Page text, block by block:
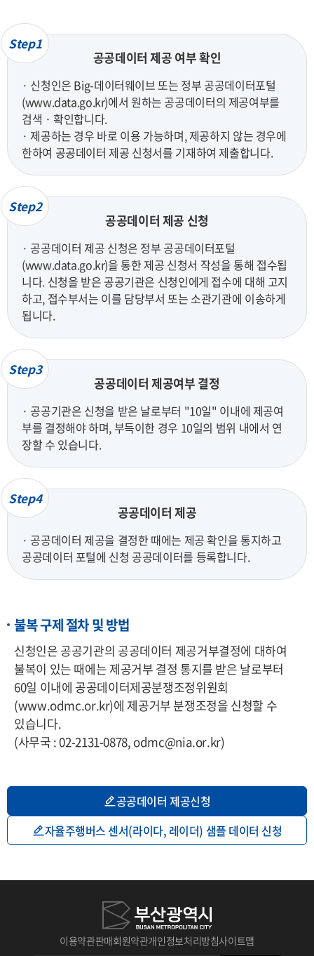
Step1
공공데이터 제공 여부 확인
· 신청인은 Big-데이터웨이브 또는 정부 공공데이터포털
(www.data.go.kr)에서 원하는 공공데이터의 제공여부를
검색 · 확인합니다.
· 제공하는 경우 바로 이용 가능하며, 제공하지 않는 경우에
한하여 공공데이터 제공 신청서를 기재하여 제출합니다.
Step2
공공데이터 제공 신청
· 공공데이터 제공 신청은 정부 공공데이터포털
(www.data.go.kr)을 통한 제공 신청서 작성을 통해 접수됩
니다. 신청을 받은 공공기관은 신청인에게 접수에 대해 고지
하고, 접수부서는 이를 담당부서 또는 소관기관에 이송하게
됩니다.
Step3
공공데이터 제공여부 결정
· 공공기관은 신청을 받은 날로부터 "10일" 이내에 제공여
부를 결정해야 하며, 부득이한 경우 10일의 범위 내에서 연
장할 수 있습니다.
Step4
공공데이터 제공
· 공공데이터 제공을 결정한 때에는 제공 확인을 통지하고
공공데이터 포털에 신청 공공데이터를 등록합니다.
불복 구제 절차 및 방법
신청인은 공공기관의 공공데이터 제공거부결정에 대하여
불복이 있는 때에는 제공거부 결정 통지를 받은 날로부터
60일 이내에 공공데이터제공분쟁조정위원회
(www.odmc.or.kr)에 제공거부 분쟁조정을 신청할 수
있습니다.
(사무국 : 02-2131-0878, odmc@nia.or.kr)
공공데이터 제공신청
자율주행버스 센서(라이다, 레이더) 샘플 데이터 신청
이용약관판매회원약관개인정보처리방침사이트맵